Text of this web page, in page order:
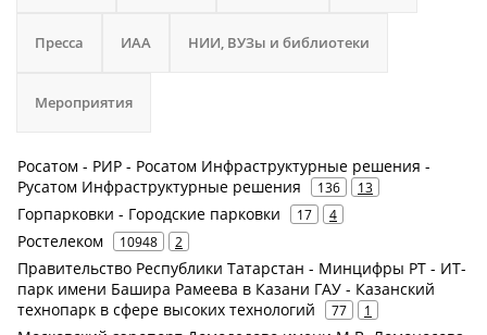
Пресса ИАА НИИ, ВУЗы и библиотеки
Мероприятия
Росатом - РИР - Росатом Инфраструктурные решения -
Русатом Инфраструктурные решения
136 13
Горпарковки - Городские парковки 17 4
Ростелеком 10948 2
Правительство Республики Татарстан - Минцифры РТ - ИТ-
парк имени Башира Рамеева в Казани ГАУ - Казанский
технопарк в сфере высоких технологий
77 1